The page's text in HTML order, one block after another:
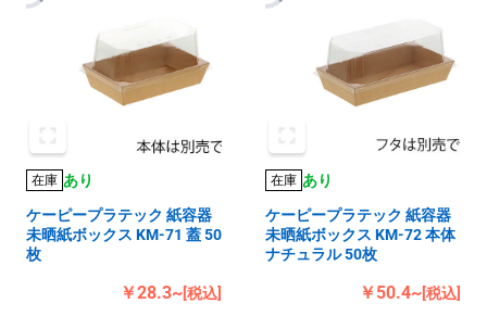
在庫 あり
ケーピープラテック 紙容器
未晒紙ボックス KM-71 蓋 50
枚
￥28.3~[税込]
在庫 あり
ケーピープラテック 紙容器
未晒紙ボックス KM-72 本体
ナチュラル 50枚
￥50.4~[税込]